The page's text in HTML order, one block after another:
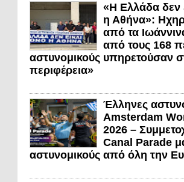
«Η Ελλάδα δεν
η Αθήνα»:
από τα
από τους 168
αστυνομικούς υπηρετούσαν
περιφέρεια»
Έλληνες
Amsterdam
2026 –
Canal Parade
αστυνομικούς από όλη την